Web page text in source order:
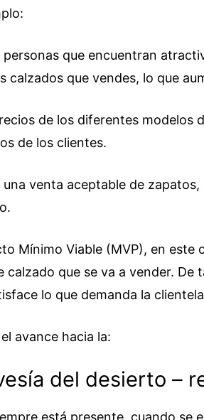
que encuentran
calzados que vendes, lo que
de los diferentes modelos
de los clientes.
venta aceptable de
Mínimo Viable (MVP), en este
calzado que se va a vender. De
lo que demanda la
avance hacia la:
del desierto –
está presente, cuando se